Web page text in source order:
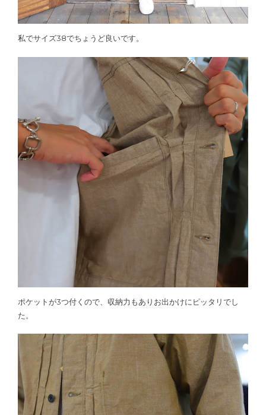
私でサイズ38でちょうど良いです。
ポケットが3つ付くので、収納力もありお出かけにピッタリでし
た。